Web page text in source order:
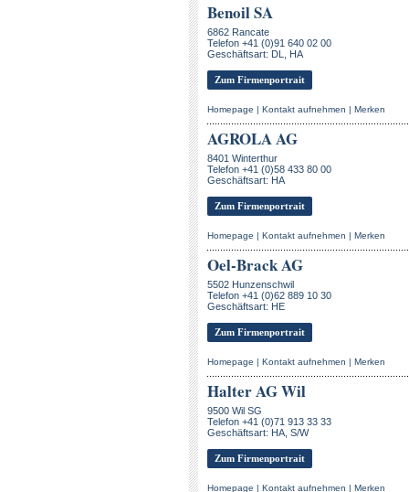
Benoil SA
6862 Rancate
Telefon +41 (0)91 640 02 00
Geschäftsart: DL, HA
Zum Firmenportrait
Homepage | Kontakt aufnehmen | Merken
AGROLA AG
8401 Winterthur
Telefon +41 (0)58 433 80 00
Geschäftsart: HA
Zum Firmenportrait
Homepage | Kontakt aufnehmen | Merken
Oel-Brack AG
5502 Hunzenschwil
Telefon +41 (0)62 889 10 30
Geschäftsart: HE
Zum Firmenportrait
Homepage | Kontakt aufnehmen | Merken
Halter AG Wil
9500 Wil SG
Telefon +41 (0)71 913 33 33
Geschäftsart: HA, S/W
Zum Firmenportrait
Homepage | Kontakt aufnehmen | Merken